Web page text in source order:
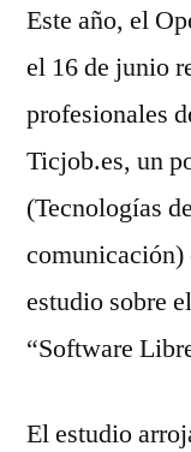
Este año, el
el 16 de junio
profesionales
Ticjob.es, un
(Tecnologías
comunicación)
estudio sobre
“Software
El estudio